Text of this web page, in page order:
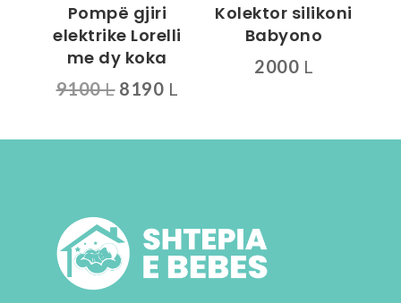
Pompë gjiri
elektrike Lorelli
me dy koka
9100L Çmimi
8190 L
Kolektor silikoni
Babyono
2000 L